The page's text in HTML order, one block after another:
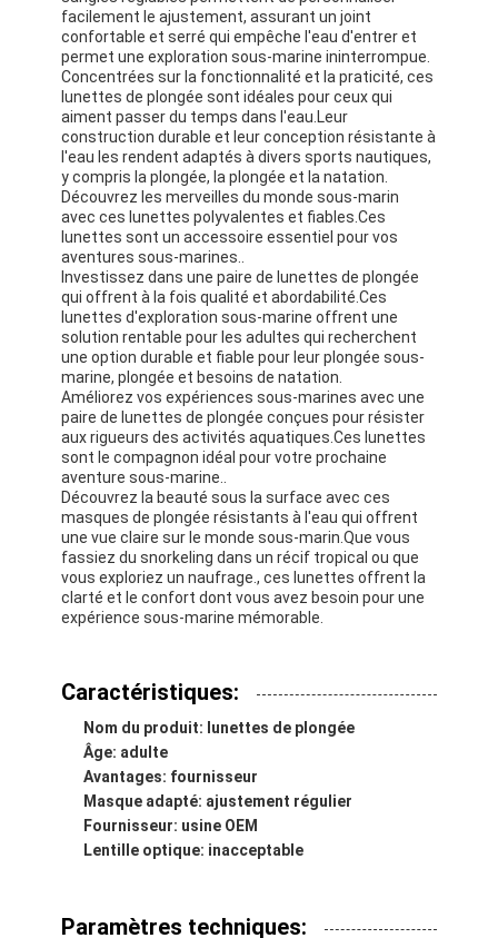
À la maison
Produits
facilement le ajustement, assurant un joint
confortable et serré qui empêche l'eau d'entrer et
permet une exploration sous-marine ininterrompue.
Concentrées sur la fonctionnalité et la praticité, ces
lunettes de plongée sont idéales pour ceux qui
aiment passer du temps dans l'eau.Leur
construction durable et leur conception résistante à
l'eau les rendent adaptés à divers sports nautiques,
y compris la plongée, la plongée et la natation.
Découvrez les merveilles du monde sous-marin
avec ces lunettes polyvalentes et fiables.Ces
lunettes sont un accessoire essentiel pour vos
aventures sous-marines..
Investissez dans une paire de lunettes de plongée
qui offrent à la fois qualité et abordabilité.Ces
lunettes d'exploration sous-marine offrent une
solution rentable pour les adultes qui recherchent
une option durable et fiable pour leur plongée sous-
marine, plongée et besoins de natation.
Améliorez vos expériences sous-marines avec une
paire de lunettes de plongée conçues pour résister
aux rigueurs des activités aquatiques.Ces lunettes
sont le compagnon idéal pour votre prochaine
aventure sous-marine..
Découvrez la beauté sous la surface avec ces
masques de plongée résistants à l'eau qui offrent
une vue claire sur le monde sous-marin.Que vous
fassiez du snorkeling dans un récif tropical ou que
vous exploriez un naufrage., ces lunettes offrent la
clarté et le confort dont vous avez besoin pour une
expérience sous-marine mémorable.
Caractéristiques:
Nom du produit: lunettes de plongée
Âge: adulte
Avantages: fournisseur
Masque adapté: ajustement régulier
Fournisseur: usine OEM
Lentille optique: inacceptable
Paramètres techniques: